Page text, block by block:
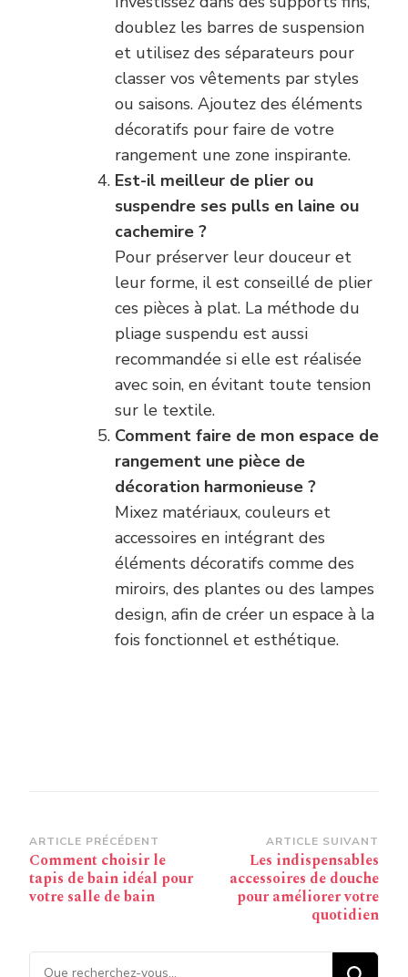
doublez les barres de suspension
et utilisez des séparateurs pour
classer vos vêtements par styles
ou saisons. Ajoutez des éléments
décoratifs pour faire de votre
rangement une zone inspirante.
Est-il meilleur de plier ou
suspendre ses pulls en laine ou
cachemire ?
Pour préserver leur douceur et
leur forme, il est conseillé de plier
ces pièces à plat. La méthode du
pliage suspendu est aussi
recommandée si elle est réalisée
avec soin, en évitant toute tension
sur le textile.
Comment faire de mon espace de
rangement une pièce de
décoration harmonieuse ?
Mixez matériaux, couleurs et
accessoires en intégrant des
éléments décoratifs comme des
miroirs, des plantes ou des lampes
design, afin de créer un espace à la
fois fonctionnel et esthétique.
Navigation
d’article
ARTICLE PRÉCÉDENT
Comment choisir le
tapis de bain idéal pour
votre salle de bain
ARTICLE SUIVANT
Les indispensables
accessoires de douche
pour améliorer votre
quotidien
Vous recherchiez quelque